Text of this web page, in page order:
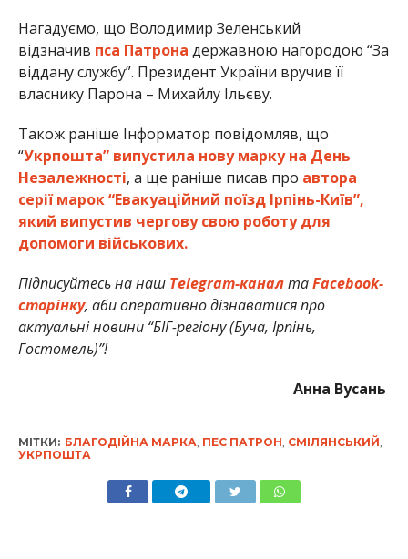
Нагадуємо, що Володимир Зеленський
відзначив пса Патрона державною нагородою “За
віддану службу”. Президент України вручив її
власнику Парона – Михайлу Ільєву.
Також раніше Інформатор повідомляв, що
“Укрпошта” випустила нову марку на День
Незалежності, а ще раніше писав про автора
серії марок “Евакуаційний поїзд Ірпінь-Київ”,
який випустив чергову свою роботу для
допомоги військових.
Підписуйтесь на наш Telegram-канал таFacebook-
сторінку, аби оперативно дізнаватися про
актуальні новини “БІГ-регіону (Буча, Ірпінь,
Гостомель)”!
Анна Вусань
МІТКИ: БЛАГОДІЙНА МАРКА, ПЕС ПАТРОН, СМІЛЯНСЬКИЙ,
УКРПОШТА